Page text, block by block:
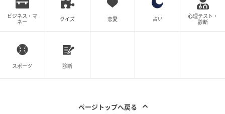
ウーマンエキサイト
ビジネス・マ
ネー
クイズ 恋愛 占い
心理テスト・
診断
スポーツ 診断
ページトップへ戻る